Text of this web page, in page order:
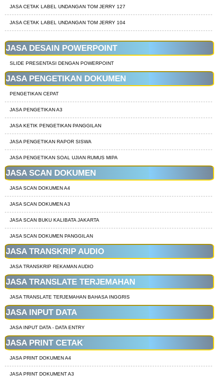
JASA CETAK LABEL UNDANGAN TOM JERRY 127
JASA CETAK LABEL UNDANGAN TOM JERRY 104
JASA DESAIN POWERPOINT
SLIDE PRESENTASI DENGAN POWERPOINT
JASA PENGETIKAN DOKUMEN
PENGETIKAN CEPAT
JASA PENGETIKAN A3
JASA KETIK PENGETIKAN PANGGILAN
JASA PENGETIKAN RAPOR SISWA
JASA PENGETIKAN SOAL UJIAN RUMUS MIPA
JASA SCAN DOKUMEN
JASA SCAN DOKUMEN A4
JASA SCAN DOKUMEN A3
JASA SCAN BUKU KALIBATA JAKARTA
JASA SCAN DOKUMEN PANGGILAN
JASA TRANSKRIP AUDIO
JASA TRANSKRIP REKAMAN AUDIO
JASA TRANSLATE TERJEMAHAN
JASA TRANSLATE TERJEMAHAN BAHASA INGGRIS
JASA INPUT DATA
JASA INPUT DATA - DATA ENTRY
JASA PRINT CETAK
JASA PRINT DOKUMEN A4
JASA PRINT DOKUMENT A3